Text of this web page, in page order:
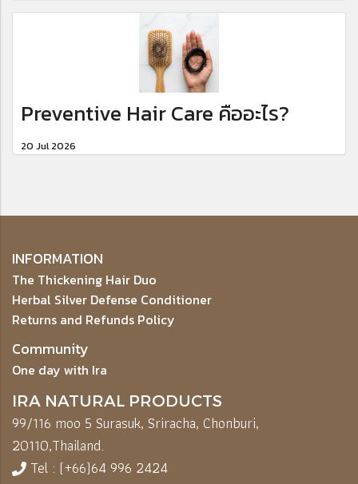
Preventive Hair Care คืออะไร?
20 Jul 2026
INFORMATION
The Thickening Hair Duo
Herbal Silver Defense Conditioner
Returns and Refunds Policy
Community
One day with Ira
IRA NATURAL PRODUCTS
99/116 moo 5 Surasuk, Sriracha, Chonburi,
20110,Thailand.
Tel : (+66)64 996 2424